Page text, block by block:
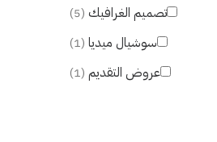
تصميم الغرافيك (5)
سوشيال ميديا (1)
عروض التقديم (1)